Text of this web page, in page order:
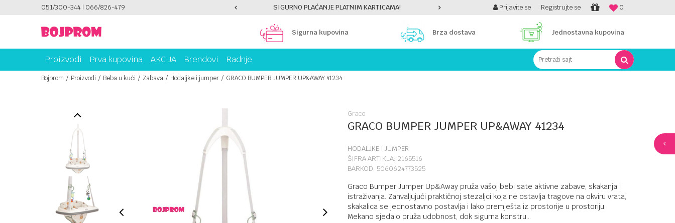
051/300-344 | 066/826-479SIGURNO PLAĆANJE PLATNIM KARTICAMA! PLATI UNICREDIT KARTICOM NA RATE! SIGURNO PLAĆANJE PLATNIM KARTICAMA! 0
Prijavite se Registrujte se
Sigurna kupovina Brza dostava Jednostavna kupovina
Proizvodi Prva kupovina AKCIJA Brendovi Radnje Pretraži sajt
Bojprom Proizvodi Beba u kući Zabava Hodaljke i jumper GRACO BUMPER JUMPER UP&AWAY 41234
Graco
GRACO BUMPER JUMPER UP&AWAY 41234
HODALJKE I JUMPER
ŠIFRA ARTIKLA: 2165516
BARKOD: 5060624773525
Graco Bumper Jumper Up&Away pruža vašoj bebi sate aktivne zabave, skakanja i
istraživanja. Zahvaljujući praktičnoj stezaljci koja ne ostavlja tragove na okviru vrata,
skakalica se jednostavno postavlja i lako premješta iz prostorije u prostoriju.
Mekano sjedalo pruža udobnost, dok sigurna konstru...